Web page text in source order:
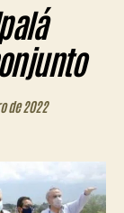
de 2022